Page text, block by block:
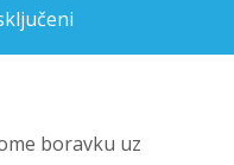
boravku uz